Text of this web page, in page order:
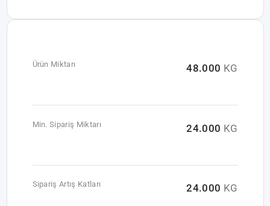
Ürün Miktarı 48.000 KG
Min. Sipariş Miktarı 24.000 KG
Sipariş Artış Katları 24.000 KG